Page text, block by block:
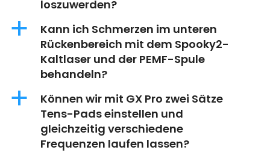
loszuwerden?
a
Kann ich Schmerzen im unteren
Rückenbereich mit dem Spooky2-
Kaltlaser und der PEMF-Spule
behandeln?
a
Können wir mit GX Pro zwei Sätze
Tens-Pads einstellen und
gleichzeitig verschiedene
Frequenzen laufen lassen?